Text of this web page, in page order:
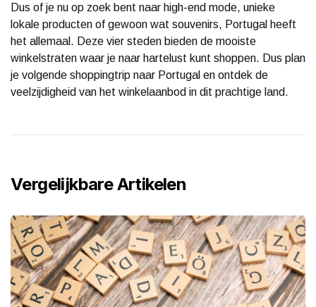
Dus of je nu op zoek bent naar high-end mode, unieke
lokale producten of gewoon wat souvenirs, Portugal heeft
het allemaal. Deze vier steden bieden de mooiste
winkelstraten waar je naar hartelust kunt shoppen. Dus plan
je volgende shoppingtrip naar Portugal en ontdek de
veelzijdigheid van het winkelaanbod in dit prachtige land.
Vergelijkbare Artikelen